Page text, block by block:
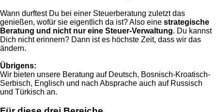
Wann durftest Du bei einer Steuerberatung zuletzt das
genießen, wofür sie eigentlich da ist? Also eine strategische
Beratung und nicht nur eine Steuer-Verwaltung. Du kannst
Dich nicht erinnern? Dann ist es höchste Zeit, dass wir das
ändern.
Übrigens:
Wir bieten unsere Beratung auf Deutsch, Bosnisch-Kroatisch-
Serbisch, Englisch und nach Absprache auch auf Russisch
und Türkisch an.